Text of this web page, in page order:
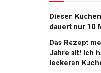
Diesen
dauert nur 10
Das Rezept
Jahre alt! Ich
leckeren